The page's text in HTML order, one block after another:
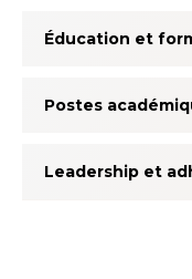
Éducation et
Postes
Leadership et